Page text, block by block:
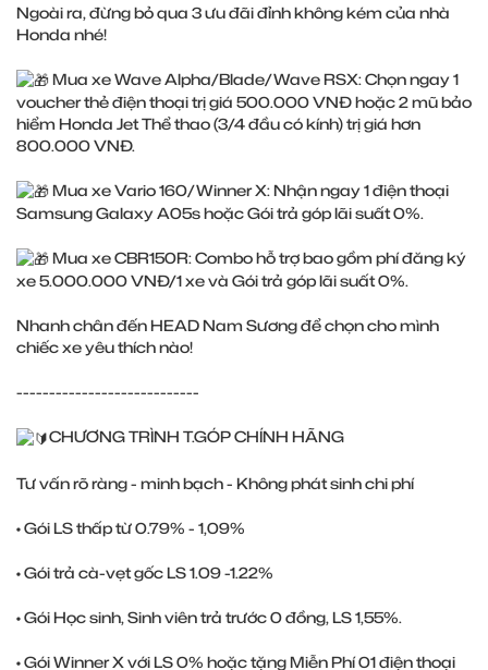
Ngoài ra, đừng bỏ qua 3 ưu đãi đỉnh không kém của nhà
Honda nhé!
Mua xe Wave Alpha/Blade/Wave RSX: Chọn ngay 1
voucher thẻ điện thoại trị giá 500.000 VNĐ hoặc 2 mũ bảo
hiểm Honda Jet Thể thao (3/4 đầu có kính) trị giá hơn
800.000 VNĐ.
Mua xe Vario 160/Winner X: Nhận ngay 1 điện thoại
Samsung Galaxy A05s hoặc Gói trả góp lãi suất 0%.
Mua xe CBR150R: Combo hỗ trợ bao gồm phí đăng ký
xe 5.000.000 VNĐ/1 xe và Gói trả góp lãi suất 0%.
Nhanh chân đến HEAD Nam Sương để chọn cho mình
chiếc xe yêu thích nào!
----------------------------
CHƯƠNG TRÌNH T.GÓP CHÍNH HÃNG
Tư vấn rõ ràng - minh bạch - Không phát sinh chi phí
• Gói LS thấp từ 0.79% - 1,09%
• Gói trả cà-vẹt gốc LS 1.09 -1.22%
• Gói Học sinh, Sinh viên trả trước 0 đồng, LS 1,55%.
• Gói Winner X với LS 0% hoặc tặng Miễn Phí 01 điện thoại